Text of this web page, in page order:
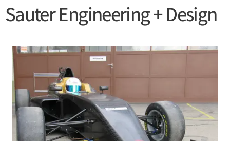
Sauter Engineering + Design